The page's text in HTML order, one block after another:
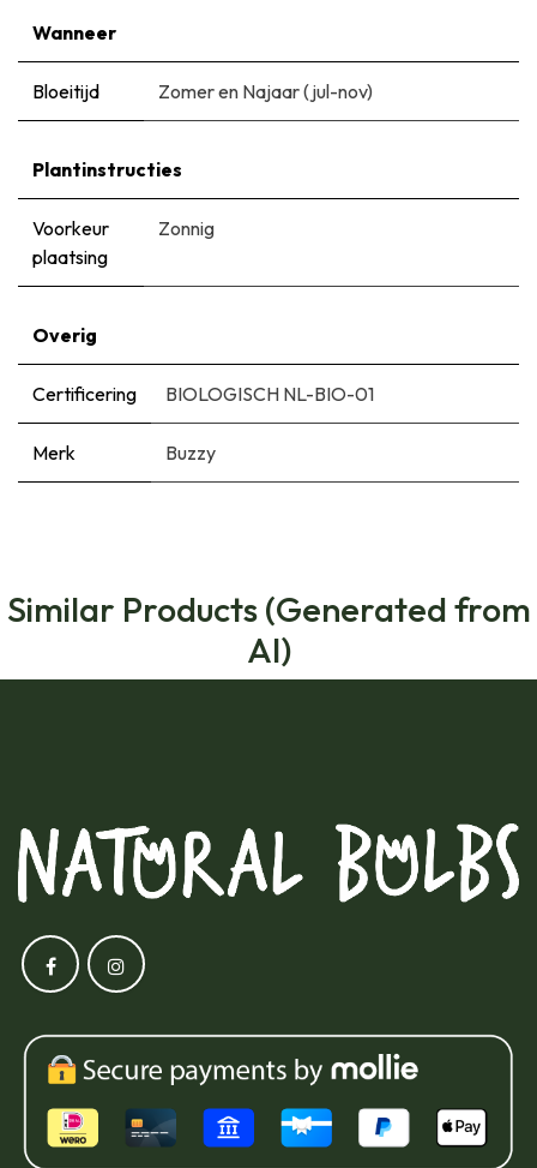
Wanneer
Bloeitijd Zomer en Najaar (jul-nov)
Plantinstructies
Voorkeur
plaatsing
Zonnig
Overig
Certificering BIOLOGISCH NL-BIO-01
Merk Buzzy
Similar Products (Generated from
AI)